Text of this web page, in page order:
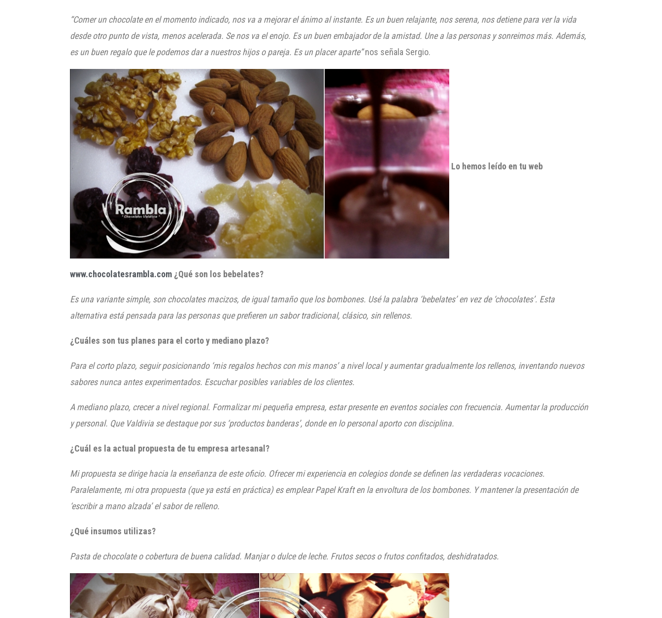
“Comer un chocolate en el momento indicado, nos va a mejorar el ánimo al instante. Es un buen relajante, nos serena, nos detiene para ver la vida
desde otro punto de vista, menos acelerada. Se nos va el enojo. Es un buen embajador de la amistad. Une a las personas y sonreimos más. Además,
es un buen regalo que le podemos dar a nuestros hijos o pareja. Es un placer aparte”nos señala Sergio.
Lo hemos leído en tu web
www.chocolatesrambla.com ¿Qué son los bebelates?
Es una variante simple, son chocolates macizos, de igual tamaño que los bombones. Usé la palabra ‘bebelates’ en vez de ‘chocolates’. Esta
alternativa está pensada para las personas que prefieren un sabor tradicional, clásico, sin rellenos.
¿Cuáles son tus planes para el corto y mediano plazo?
Para el corto plazo, seguir posicionando ‘mis regalos hechos con mis manos’ a nivel local y aumentar gradualmente los rellenos, inventando nuevos
sabores nunca antes experimentados. Escuchar posibles variables de los clientes.
A mediano plazo, crecer a nivel regional. Formalizar mi pequeña empresa, estar presente en eventos sociales con frecuencia. Aumentar la producción
y personal. Que Valdivia se destaque por sus ‘productos banderas’, donde en lo personalaporto con disciplina.
¿Cuál es la actual propuesta de tu empresa artesanal?
Mi propuesta se dirige hacia la enseñanza de este oficio. Ofrecer mi experiencia en colegios donde se definen las verdaderas vocaciones.
Paralelamente, mi otra propuesta (que ya está en práctica) es emplear Papel Kraft en la envoltura de los bombones. Y mantener la presentación de
‘escribir a mano alzada’ el sabor de relleno.
¿Qué insumos utilizas?
Pasta de chocolate o cobertura de buena calidad. Manjar o dulce de leche. Frutos secos o frutos confitados, deshidratados.